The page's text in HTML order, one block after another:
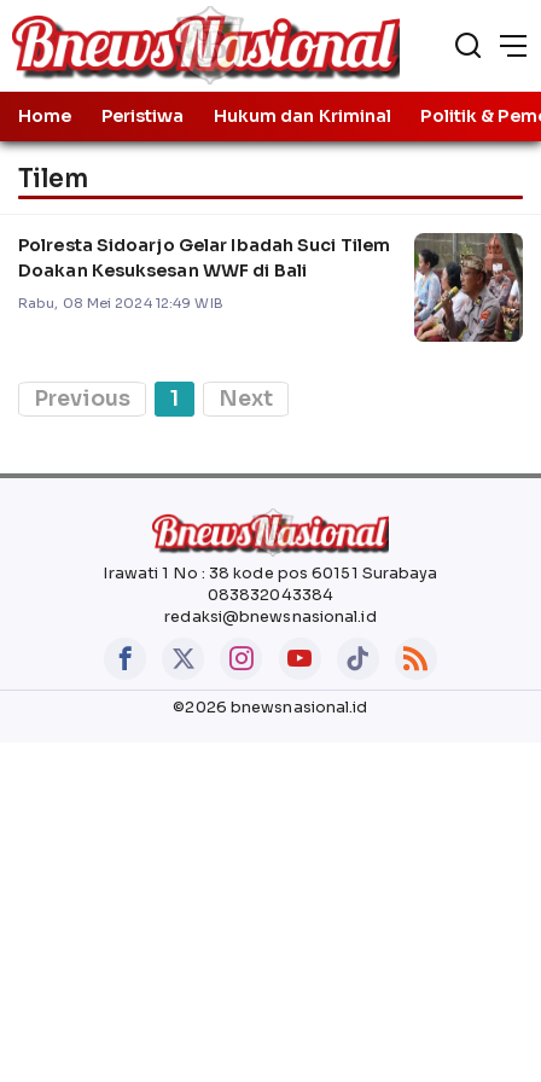
Home Peristiwa Hukum dan Kriminal Politik &
Tilem
Polresta Sidoarjo Gelar Ibadah Suci Tilem
Doakan Kesuksesan WWF di Bali
Rabu, 08 Mei 2024 12:49 WIB
Previous 1 Next
Irawati 1 No : 38 kode pos 60151 Surabaya
083832043384
redaksi@bnewsnasional.id
©2026 bnewsnasional.id